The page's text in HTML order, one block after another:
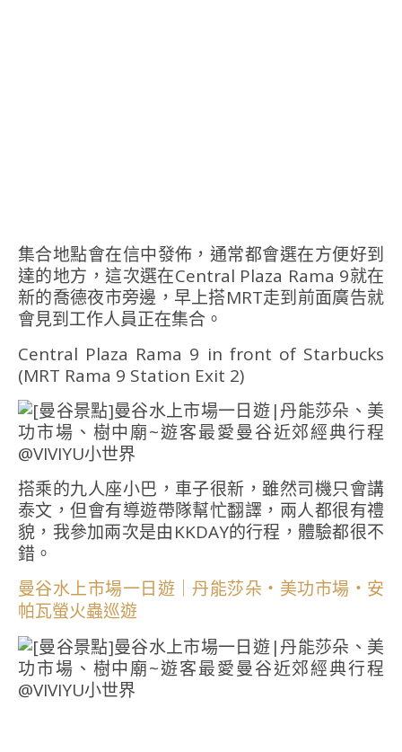
集合地點會在信中發佈，通常都會選在方便好到
達的地方，這次選在Central Plaza Rama 9就在
新的喬德夜市旁邊，早上搭MRT走到前面廣告就
會見到工作人員正在集合。
Central Plaza Rama 9 in front of Starbucks
(MRT Rama 9 Station Exit 2)
搭乘的九人座小巴，車子很新，雖然司機只會講
泰文，但會有導遊帶隊幫忙翻譯，兩人都很有禮
貌，我參加兩次是由KKDAY的行程，體驗都很不
錯。
曼谷水上市場一日遊｜丹能莎朵・美功市場・安
帕瓦螢火蟲巡遊